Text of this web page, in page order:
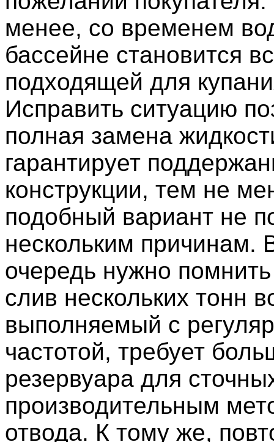
менее, со временем
бассейне становится
подходящей для
Исправить ситуацию
полная замена
гарантирует
конструкции, тем не
подобный вариант не
нескольким причинам.
очередь нужно
слив нескольких тонн
выполняемый с
частотой, требует
резервуара для
производительным
отвода. К тому же,